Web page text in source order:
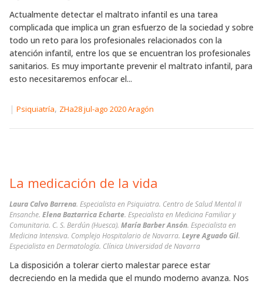
Actualmente detectar el maltrato infantil es una tarea
complicada que implica un gran esfuerzo de la sociedad y sobre
todo un reto para los profesionales relacionados con la
atención infantil, entre los que se encuentran los profesionales
sanitarios. Es muy importante prevenir el maltrato infantil, para
esto necesitaremos enfocar el...
| Psiquiatría, ZHa28 jul-ago 2020 Aragón
La medicación de la vida
Laura Calvo Barrena. Especialista en Psiquiatra. Centro de Salud Mental II
Ensanche. Elena Baztarrica Echarte. Especialista en Medicina Familiar y
Comunitaria. C. S. Berdún (Huesca). María Barber Ansón. Especialista en
Medicina Intensiva. Complejo Hospitalario de Navarra. Leyre Aguado Gil.
Especialista en Dermatología. Clínica Universidad de Navarra
La disposición a tolerar cierto malestar parece estar
decreciendo en la medida que el mundo moderno avanza. Nos